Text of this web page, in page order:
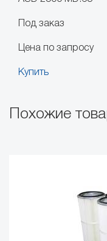
Под заказ
Цена по запросу
Купить
Похожие